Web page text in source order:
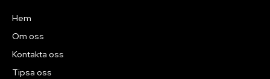
Hem
Om oss
Kontakta oss
Tipsa oss